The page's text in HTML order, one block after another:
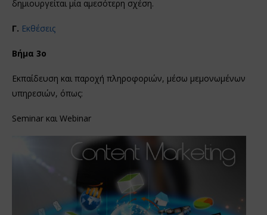
δημιουργείται μία αμεσότερη σχέση.
Γ. Εκθέσεις
Βήμα 3ο
Εκπαίδευση και παροχή πληροφοριών, μέσω μεμονωμένων
υπηρεσιών, όπως:
Seminar και Webinar